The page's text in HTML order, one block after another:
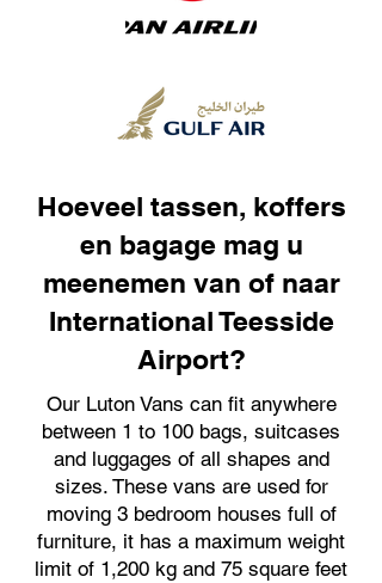
Hoeveel tassen, koffers
en bagage mag u
meenemen van of naar
International Teesside
Airport?
Our Luton Vans can fit anywhere
between 1 to 100 bags, suitcases
and luggages of all shapes and
sizes. These vans are used for
moving 3 bedroom houses full of
furniture, it has a maximum weight
limit of 1,200 kg and 75 square feet